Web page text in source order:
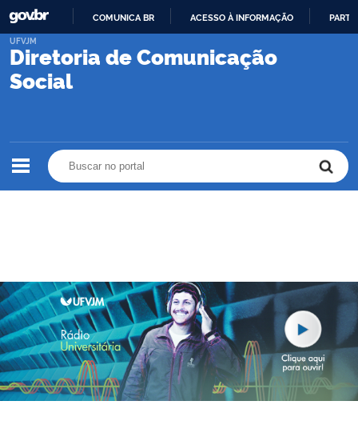
PARA
COMUNICA BR ACESSO À INFORMAÇÃO
Diretoria de Comunicação
Social
UFVJM